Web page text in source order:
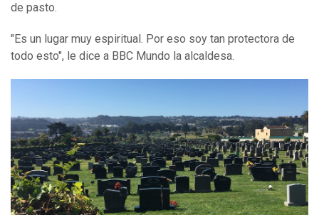
de pasto.
"Es un lugar muy espiritual. Por eso soy tan protectora de
todo esto", le dice a BBC Mundo la alcaldesa.